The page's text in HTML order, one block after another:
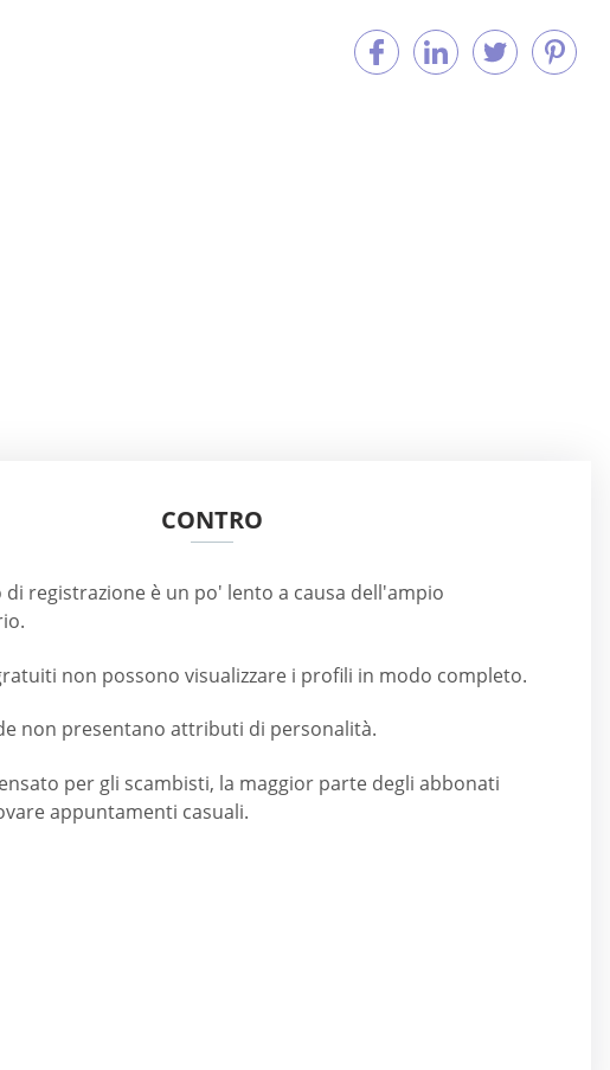
CONTRO
di registrazione è un po' lento a causa dell'ampio
non possono visualizzare i profili in modo completo.
non presentano attributi di personalità.
per gli scambisti, la maggior parte degli abbonati
appuntamenti casuali.